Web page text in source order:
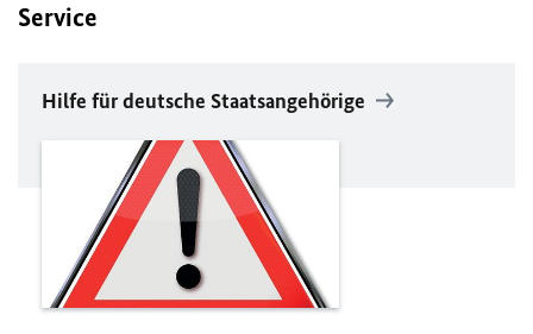
Service
Hilfe für deutsche Staatsangehörige